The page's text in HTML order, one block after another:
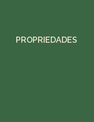
PROPRIEDADES